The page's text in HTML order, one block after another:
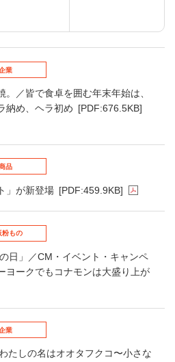
業
。／皆で食卓を囲む年末年始は、
納め、ヘラ初め [PDF:676.5KB]
品
」が新登場 [PDF:459.9KB]
粉もの
日」／CM・イベント・キャンペ
ヨークでもコナモンは大盛り上が
業
たしの名はオオタフクコ〜小さな